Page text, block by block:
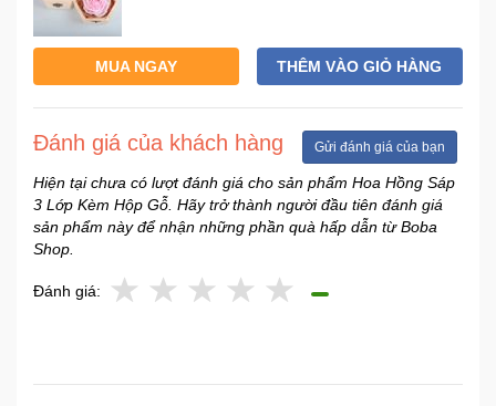
MUA NGAY THÊM VÀO GIỎ HÀNG
Đánh giá của khách hàng Gửi đánh giá của bạn
Hiện tại chưa có lượt đánh giá cho sản phẩm Hoa Hồng Sáp
3 Lớp Kèm Hộp Gỗ. Hãy trở thành người đầu tiên đánh giá
sản phẩm này để nhận những phần quà hấp dẫn từ Boba
Shop.
Đánh giá: